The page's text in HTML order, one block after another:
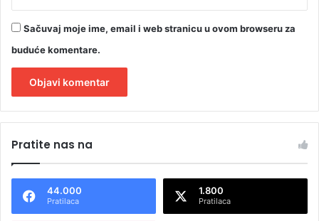
Sačuvaj moje ime, email i web stranicu u ovom browseru za
buduće komentare.
t
n
Pratite nas na
44.000
Pratilaca
1.800
Pratilaca